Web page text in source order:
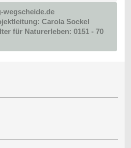
Carola Sockel
für Naturerleben: 0151 - 70